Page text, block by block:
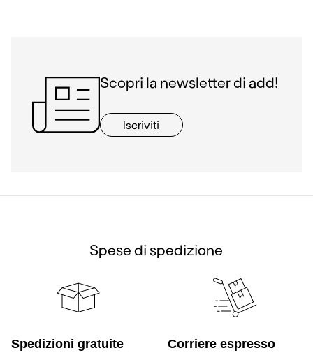
Scopri la newsletter di add!
Iscriviti
Spese di spedizione
Spedizioni gratuite Corriere espresso